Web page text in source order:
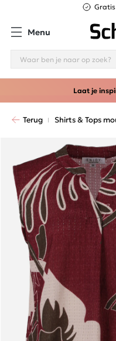
Menu
Laat je
Terug Shirts & Tops